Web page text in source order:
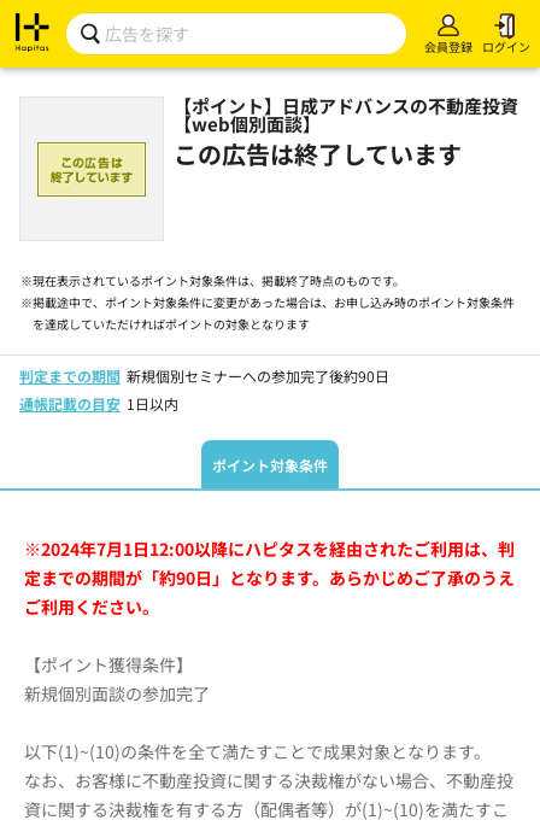
会員登録 ログイン
【ポイント】日成アドバンスの不動産投資
【web個別面談】
この広告は終了しています
※現在表示されているポイント対象条件は、掲載終了時点のものです。
※掲載途中で、ポイント対象条件に変更があった場合は、お申し込み時のポイント対象条件
を達成していただければポイントの対象となります
判定までの期間 新規個別セミナーへの参加完了後約90日
通帳記載の目安 1日以内
ポイント対象条件
※2024年7月1日12:00以降にハピタスを経由されたご利用は、判
定までの期間が「約90日」となります。あらかじめご了承のうえ
ご利用ください。
【ポイント獲得条件】
新規個別面談の参加完了
以下(1)~(10)の条件を全て満たすことで成果対象となります。
なお、お客様に不動産投資に関する決裁権がない場合、不動産投
資に関する決裁権を有する方（配偶者等）が(1)~(10)を満たすこ